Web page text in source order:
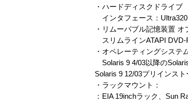
・ハードディスクドライブ
インタフェース：
・リムーバブル記憶装置 オ
スリムラインATAPI
・オペレーティングシステ
Solaris 9 4/03以降の
Solaris 9 12/03プリインスト
・ラックマウント：
：EIA 19inchラック、Sun